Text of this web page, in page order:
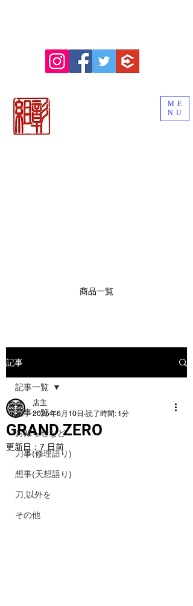
ME
NU
商品一覧
記事
記事一覧
お知らせなど
刀事(修理語り)
想事(天想語り)
刀,以外を
その他
記事一覧
GRAND ZERO
店主
2025年6月10日 読了時間: 1分
更新日： 7 日前